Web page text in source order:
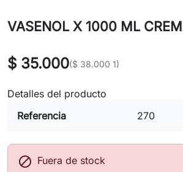
VASENOL X 1000 ML
$ 35.000($ 38.000 1)
Detalles del producto
Referencia
270
 Fuera de stock